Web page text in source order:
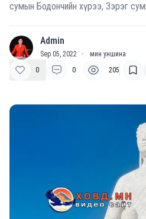
сумын Бодончийн хүрээ, Зэрэг
A Admin
Sep 05, 2022 ·
мин уншина
0
0 205